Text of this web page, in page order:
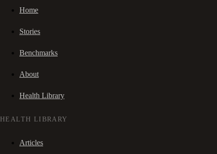
Home
Stories
Benchmarks
About
Health Library
HEALTH LIBRARY
Articles